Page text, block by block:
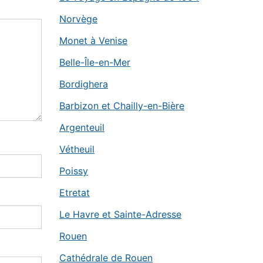
Norvège
Monet à Venise
Belle-Île-en-Mer
Bordighera
Barbizon et Chailly-en-Bière
Argenteuil
Vétheuil
Poissy
Etretat
Le Havre et Sainte-Adresse
Rouen
Cathédrale de Rouen